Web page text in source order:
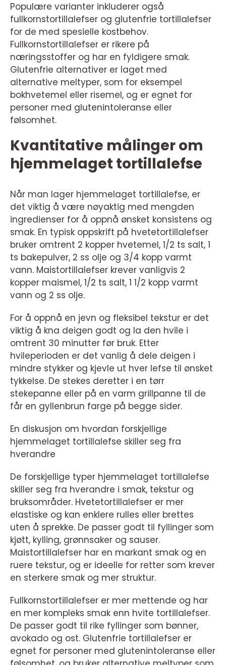
Populære varianter inkluderer også
fullkornstortillalefser og glutenfrie tortillalefser
for de med spesielle kostbehov.
Fullkornstortillalefser er rikere på
næringsstoffer og har en fyldigere smak.
Glutenfrie alternativer er laget med
alternative meltyper, som for eksempel
bokhvetemel eller risemel, og er egnet for
personer med glutenintoleranse eller
følsomhet.
Kvantitative målinger om
hjemmelaget tortillalefse
Når man lager hjemmelaget tortillalefse, er
det viktig å være nøyaktig med mengden
ingredienser for å oppnå ønsket konsistens og
smak. En typisk oppskrift på hvetetortillalefser
bruker omtrent 2 kopper hvetemel, 1/2 ts salt, 1
ts bakepulver, 2 ss olje og 3/4 kopp varmt
vann. Maistortillalefser krever vanligvis 2
kopper maismel, 1/2 ts salt, 1 1/2 kopp varmt
vann og 2 ss olje.
For å oppnå en jevn og fleksibel tekstur er det
viktig å kna deigen godt og la den hvile i
omtrent 30 minutter før bruk. Etter
hvileperioden er det vanlig å dele deigen i
mindre stykker og kjevle ut hver lefse til ønsket
tykkelse. De stekes deretter i en tørr
stekepanne eller på en varm grillpanne til de
får en gyllenbrun farge på begge sider.
En diskusjon om hvordan forskjellige
hjemmelaget tortillalefse skiller seg fra
hverandre
De forskjellige typer hjemmelaget tortillalefse
skiller seg fra hverandre i smak, tekstur og
bruksområder. Hvetetortillalefser er mer
elastiske og kan enklere rulles eller brettes
uten å sprekke. De passer godt til fyllinger som
kjøtt, kylling, grønnsaker og sauser.
Maistortillalefser har en markant smak og en
ruere tekstur, og er ideelle for retter som krever
en sterkere smak og mer struktur.
Fullkornstortillalefser er mer mettende og har
en mer kompleks smak enn hvite tortillalefser.
De passer godt til rike fyllinger som bønner,
avokado og ost. Glutenfrie tortillalefser er
egnet for personer med glutenintoleranse eller